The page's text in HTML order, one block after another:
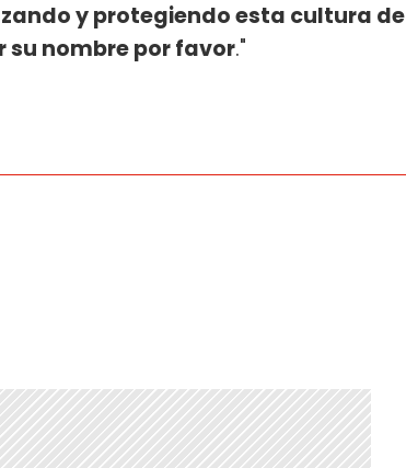
y protegiendo esta cultura de
su nombre por favor."